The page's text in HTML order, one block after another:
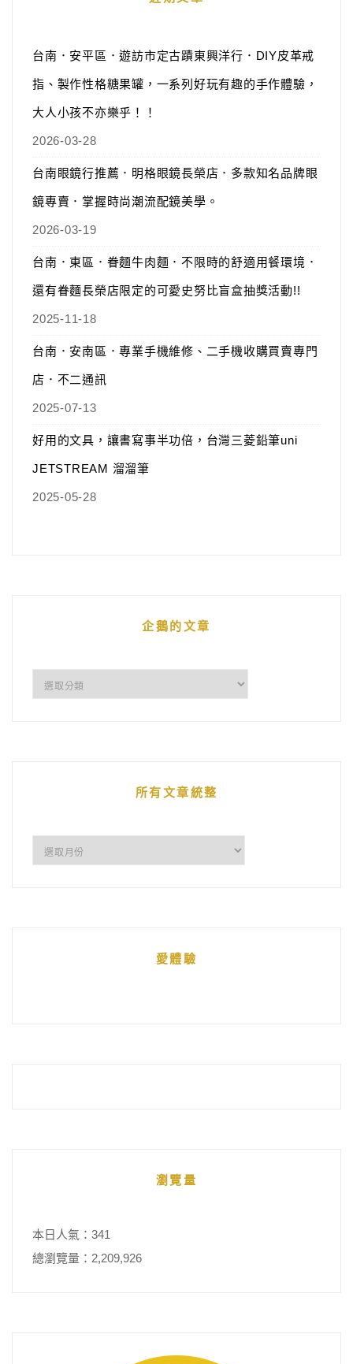
台南．安平區．遊訪市定古蹟東興洋行．DIY皮革戒
指、製作性格糖果罐，一系列好玩有趣的手作體驗，
大人小孩不亦樂乎！！
2026-03-28
台南眼鏡行推薦．明格眼鏡長榮店．多款知名品牌眼
鏡專賣．掌握時尚潮流配鏡美學。
2026-03-19
台南．東區．眷麵牛肉麵．不限時的舒適用餐環境．
還有眷麵長榮店限定的可愛史努比盲盒抽獎活動!!
2025-11-18
台南．安南區．專業手機維修、二手機收購買賣專門
店．不二通訊
2025-07-13
好用的文具，讓書寫事半功倍，台灣三菱鉛筆uni
JETSTREAM 溜溜筆
2025-05-28
企鵝的文章
所有文章統整
愛體驗
瀏覽量
本日人氣：341
總瀏覽量：2,209,926